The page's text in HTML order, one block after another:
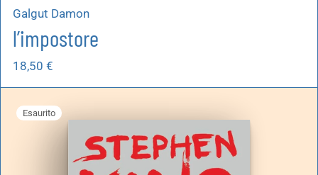
Galgut Damon
l’impostore
18,50 €
Esaurito